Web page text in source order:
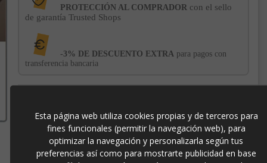
PROTECCIÓN AL COMPRADOR con el sello
de garantía Trusted Shops
-3% DE DESCUENTO EXTRApara pagos con
transferencia bancaria
Esta página web utiliza cookies propias y de terceros para
fines funcionales (permitir la navegación web), para
optimizar la navegación y personalizarla según tus
preferencias así como para mostrarte publicidad en base